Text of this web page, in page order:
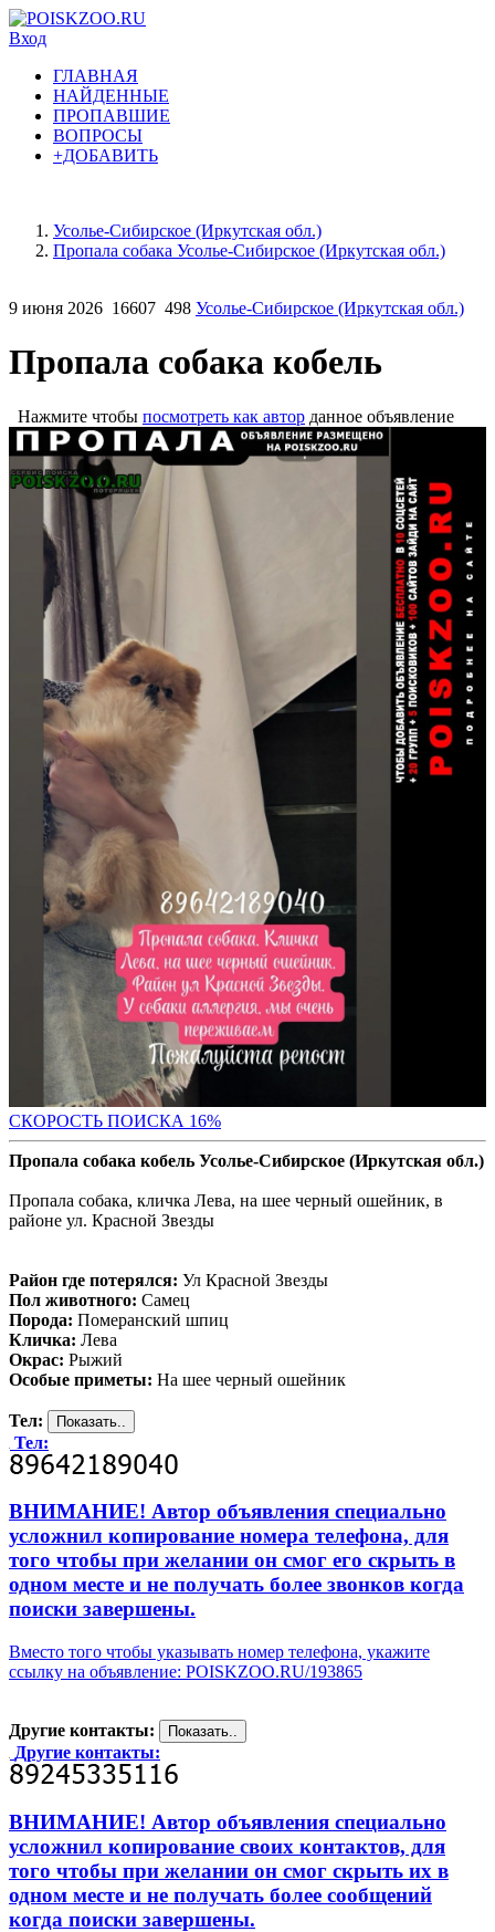
Вход
ГЛАВНАЯ
НАЙДЕННЫЕ
ПРОПАВШИЕ
ВОПРОСЫ
+ДОБАВИТЬ
Усолье-Сибирское (Иркутская обл.)
Пропала собака Усолье-Сибирское (Иркутская обл.)
9 июня 2026 16607 498 Усолье-Сибирское (Иркутская обл.)
Пропала собака кобель
Нажмите чтобы посмотреть как автор данное объявление
СКОРОСТЬ ПОИСКА 16%
Пропала собака кобель Усолье-Сибирское (Иркутская обл.)
Пропала собака, кличка Лева, на шее черный ошейник, в
районе ул. Красной Звезды
Район где потерялся: Ул Красной Звезды
Пол животного: Самец
Порода: Померанский шпиц
Кличка: Лева
Окрас: Рыжий
Особые приметы: На шее черный ошейник
Тел:
Тел:
ВНИМАНИЕ! Автор объявления специально
усложнил копирование номера телефона, для
того чтобы при желании он смог его скрыть в
одном месте и не получать более звонков когда
поиски завершены.
Вместо того чтобы указывать номер телефона, укажите
ссылку на объявление: POISKZOO.RU/193865
Другие контакты:
Другие контакты:
ВНИМАНИЕ! Автор объявления специально
усложнил копирование своих контактов, для
того чтобы при желании он смог скрыть их в
одном месте и не получать более сообщений
когда поиски завершены.